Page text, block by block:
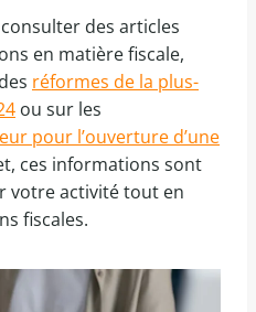
des articles
en matière fiscale,
réformes de la plus-
ou sur les
pour l’ouverture d’une
ces informations sont
votre activité tout en
fiscales.